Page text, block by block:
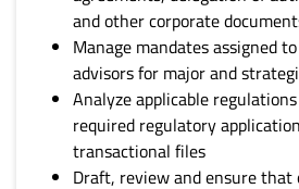
and other corporate
Manage mandates assigned
advisors for major and
Analyze applicable
required regulatory
transactional files
Draft, review and ensure that